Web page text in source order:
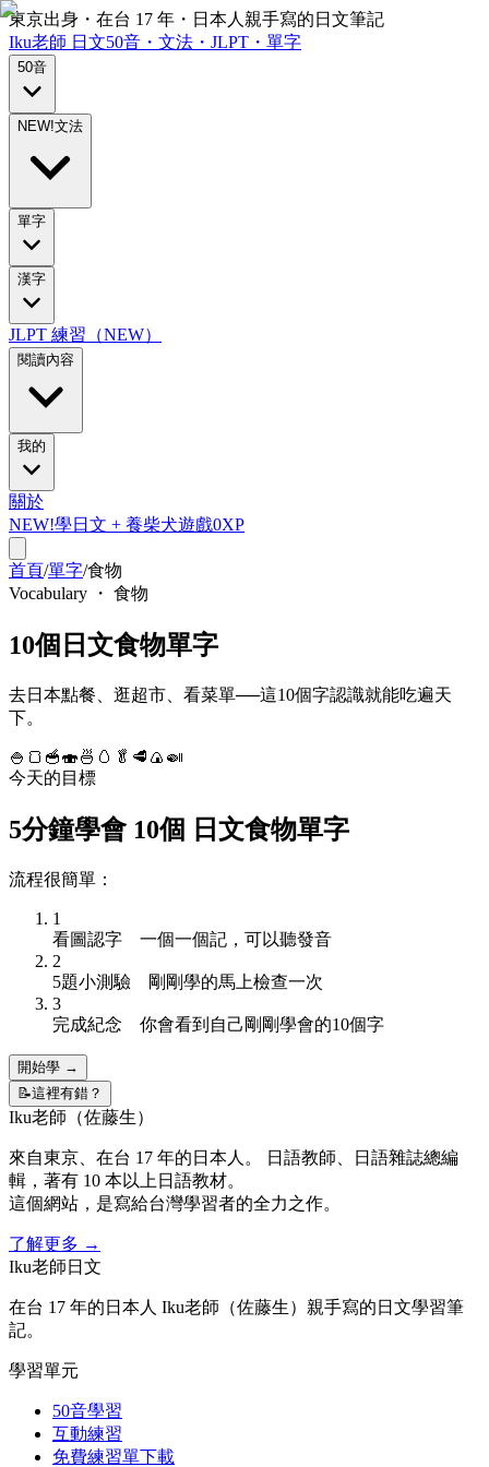
東京出身・在台 17 年・日本人親手寫的日文筆記
Iku老師 日文50音・文法・JLPT・單字
50音
NEW!文法
單字
漢字
JLPT 練習（NEW）
閱讀內容
我的
關於
NEW!學日文 + 養柴犬遊戲0XP
首頁/單字/食物
Vocabulary ・ 食物
10個日文食物單字
去日本點餐、逛超市、看菜單──這10個字認識就能吃遍天
下。
🍚 🍞 🥣🍣🍜 🥚 🥬 🥩 🍙 🍛
今天的目標
5分鐘學會 10個 日文食物單字
流程很簡單：
1
看圖認字 一個一個記，可以聽發音
2
5題小測驗 剛剛學的馬上檢查一次
3
完成紀念 你會看到自己剛剛學會的10個字
開始學 →
📝這裡有錯？
Iku老師（佐藤生）
來自東京、在台 17 年的日本人。 日語教師、日語雜誌總編
輯，著有 10 本以上日語教材。
這個網站，是寫給台灣學習者的全力之作。
了解更多 →
Iku老師日文
在台 17 年的日本人 Iku老師（佐藤生）親手寫的日文學習筆
記。
學習單元
50音學習
互動練習
免費練習單下載